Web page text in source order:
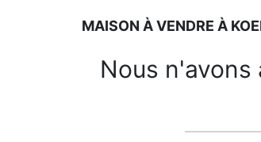
MAISON À VENDRE À
Nous